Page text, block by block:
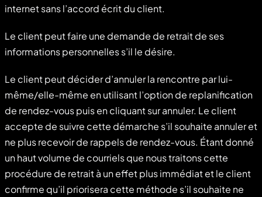
internet sans l’accord écrit du client.
Le client peut faire une demande de retrait de ses
informations personnelles s’il le désire.
Le client peut décider d’annuler la rencontre par lui-
même/elle-même en utilisant l’option de replanification
de rendez-vous puis en cliquant sur annuler. Le client
accepte de suivre cette démarche s’il souhaite annuler et
ne plus recevoir de rappels de rendez-vous. Étant donné
un haut volume de courriels que nous traitons cette
procédure de retrait à un effet plus immédiat et le client
confirme qu’il priorisera cette méthode s’il souhaite ne